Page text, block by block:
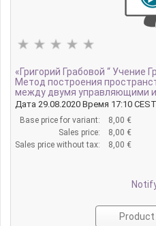
«Григорий Грабовой “ Учение
Метод построения
между двумя управляющими
Дата 29.08.2020 Время 17:10
Base price for variant:
8,00 €
Sales price:
8,00 €
Sales price without tax:
8,00 €